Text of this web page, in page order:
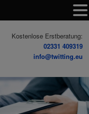
Kostenlose Erstberatung:
02331 409319
info@twitting.eu